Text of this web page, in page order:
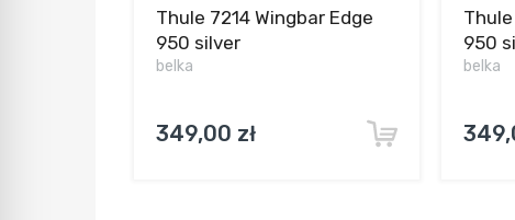
Thule 7214 Wingbar Edge
950 silver
belka
349,00 zł
950
belka